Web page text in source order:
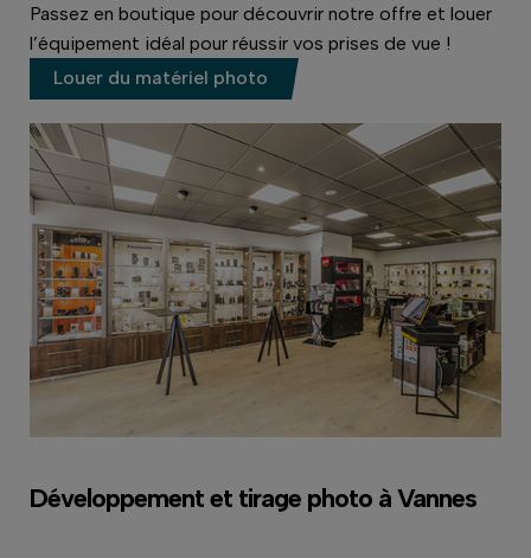
Passez en boutique pour découvrir notre offre et louer
l’équipement idéal pour réussir vos prises de vue !
Louer du matériel photo
Développement et tirage photo à Vannes